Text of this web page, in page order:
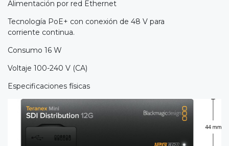
Alimentación por red Ethernet
Tecnología PoE+ con conexión de 48 V para
corriente continua.
Consumo 16 W
Voltaje 100-240 V (CA)
Especificaciones físicas